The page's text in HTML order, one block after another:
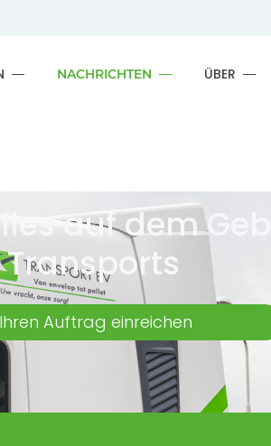
NACHRICHTEN ÜBER
auf dem
Transports
Ihren Auftrag einreichen